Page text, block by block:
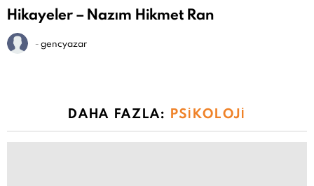
Hikayeler – Nazım Hikmet Ran
-gencyazar
DAHA FAZLA: PSIKOLOJI